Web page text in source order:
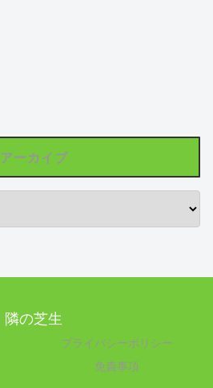
アーカイブ
隣の芝生
プライバシーポリシー
免責事項